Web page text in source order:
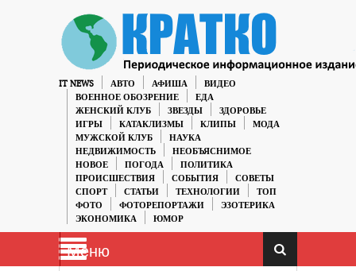
IT NEWS АВТО АФИША
ВИДЕО
ВОЕННОЕ ОБОЗРЕНИЕ
ЕДА
ЖЕНСКИЙ КЛУБ
ЗВЕЗДЫ
ЗДОРОВЬЕ
ИГРЫ
КАТАКЛИЗМЫ КЛИПЫ
МОДА
МУЖСКОЙ КЛУБ
НАУКА
НЕДВИЖИМОСТЬ
НЕОБЪЯСНИМОЕ
НОВОЕ
ПОГОДА
ПОЛИТИКА
ПРОИСШЕСТВИЯ
СОБЫТИЯ
СОВЕТЫ
СПОРТ
СТАТЬИ ТЕХНОЛОГИИ
ТОП
ФОТО
ФОТОРЕПОРТАЖИ
ЭЗОТЕРИКА
ЭКОНОМИКА
ЮМОР
Меню